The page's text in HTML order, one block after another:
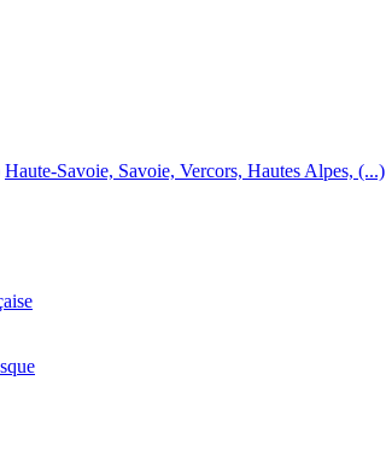
Haute-Savoie, Savoie, Vercors, Hautes Alpes, (...)